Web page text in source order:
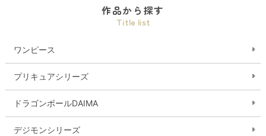
作品から探す
Title list
ワンピース
プリキュアシリーズ
ドラゴンボールDAIMA
デジモンシリーズ